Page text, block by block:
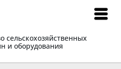
сельскохозяйственных
и оборудования